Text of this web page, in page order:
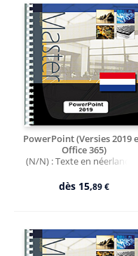
PowerPoint (Versies 2019
Office 365)
(N/N) : Texte en néerlandais
logiciel
dès 15,89 €